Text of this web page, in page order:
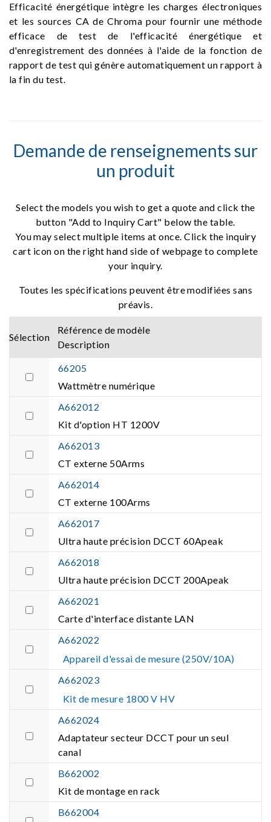
Efficacité énergétique intègre les charges électroniques
et les sources CA de Chroma pour fournir une méthode
efficace de test de l'efficacité énergétique et
d'enregistrement des données à l'aide de la fonction de
rapport de test qui génère automatiquement un rapport à
la fin du test.
Demande de renseignements sur
un produit
Select the models you wish to get a quote and click the
button "Add to Inquiry Cart" below the table.
You may select multiple items at once. Click the inquiry
cart icon on the right hand side of webpage to complete
your inquiry.
Toutes les spécifications peuvent être modifiées sans
préavis.
Sélection
Référence de modèle
Description
66205
Wattmètre numérique
A662012
Kit d'option HT 1200V
A662013
CT externe 50Arms
A662014
CT externe 100Arms
A662017
Ultra haute précision DCCT 60Apeak
A662018
Ultra haute précision DCCT 200Apeak
A662021
Carte d'interface distante LAN
A662022
Appareil d'essai de mesure (250V/10A)
A662023
Kit de mesure 1800 V HV
A662024
Adaptateur secteur DCCT pour un seul
canal
B662002
Kit de montage en rack
B662004